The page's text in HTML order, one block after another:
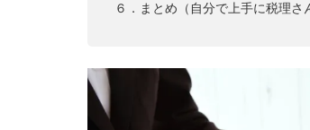
６．まとめ（自分で上手に税理さ